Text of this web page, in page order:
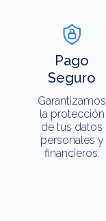
Pago
Seguro
Garantizamos
la protección
de tus datos
personales y
financieros.